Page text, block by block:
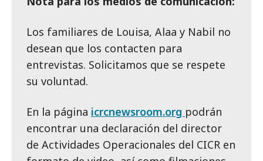
Los familiares de Louisa, Alaa y Nabil no
desean que los contacten para
entrevistas. Solicitamos que se respete
su voluntad.
En la página icrcnewsroom.org podrán
encontrar una declaración del director
de Actividades Operacionales del CICR en